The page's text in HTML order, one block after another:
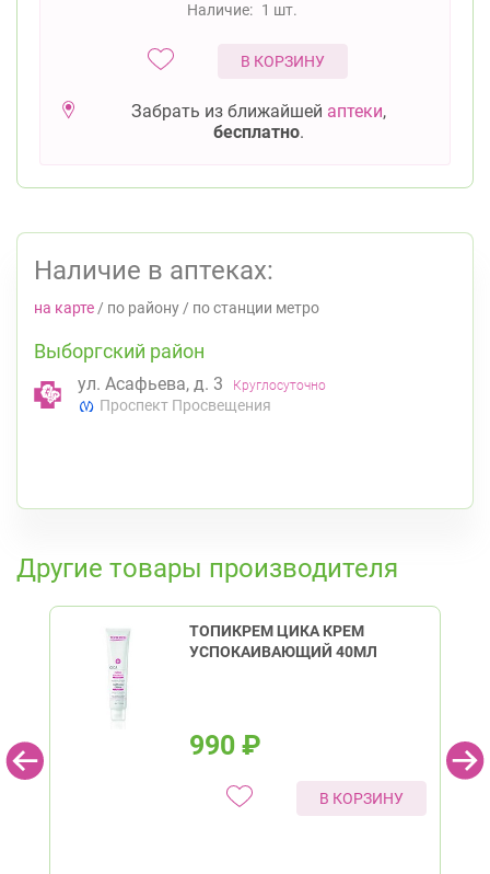
Наличие: 1 шт.
В КОРЗИНУ
Забрать из ближайшей аптеки,
бесплатно.
Наличие в аптеках:
на карте / по району / по станции метро
Выборгский район
ул. Асафьева, д. 3 Круглосуточно
Проспект Просвещения
Другие товары производителя
ТОПИКРЕМ ЦИКА КРЕМ
УСПОКАИВАЮЩИЙ 40МЛ
990 ₽
В КОРЗИНУ